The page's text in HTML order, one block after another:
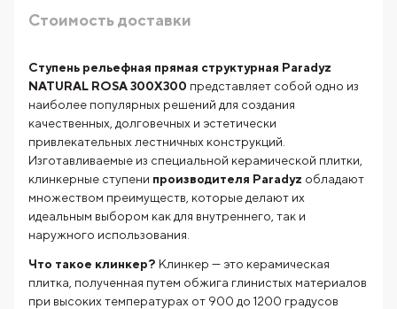
Стоимость доставки
Ступень рельефная прямая структурная Paradyz
NATURAL ROSA 300X300 представляет собой одно из
наиболее популярных решений для создания
качественных, долговечных и эстетически
привлекательных лестничных конструкций.
Изготавливаемые из специальной керамической плитки,
клинкерные ступени производителя Paradyz обладают
множеством преимуществ, которые делают их
идеальным выбором как для внутреннего, так и
наружного использования.
Что такое клинкер? Клинкер — это керамическая
плитка, полученная путем обжига глинистых материалов
при высоких температурах от 900 до 1200 градусов